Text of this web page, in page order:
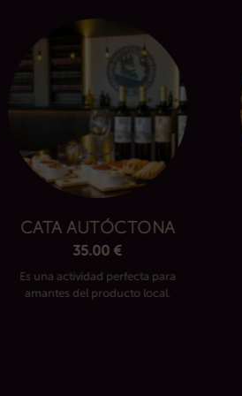
CATA AUTÓCTONA
35.00 €
Es una actividad perfecta para
amantes del producto local.